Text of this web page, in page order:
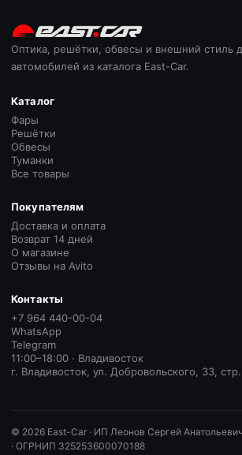
Оптика, решётки, обвесы и внешний стиль
автомобилей из каталога East-Car.
Каталог
Фары
Решётки
Обвесы
Туманки
Все товары
Покупателям
Доставка и оплата
Возврат 14 дней
О магазине
Отзывы на Avito
Контакты
+7 964 440-00-04
WhatsApp
Telegram
11:00–18:00 · Владивосток
г. Владивосток, ул. Добровольского, 33,
© 2026 East-Car · ИП Леонов Сергей
· ОГРНИП 325253600070188